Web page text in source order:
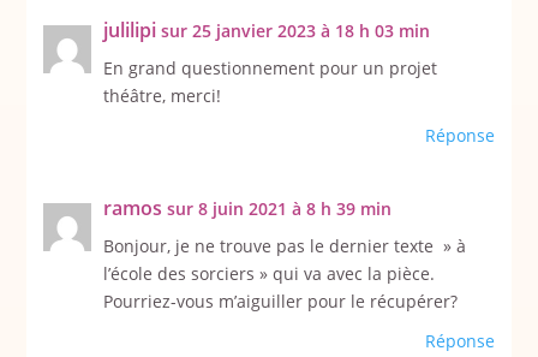
julilipi sur 25 janvier 2023 à 18 h 03 min
En grand questionnement pour un projet
théâtre, merci!
Réponse
ramos sur 8 juin 2021 à 8 h 39 min
Bonjour, je ne trouve pas le dernier texte » à
l’école des sorciers » qui va avec la pièce.
Pourriez-vous m’aiguiller pour le récupérer?
Réponse